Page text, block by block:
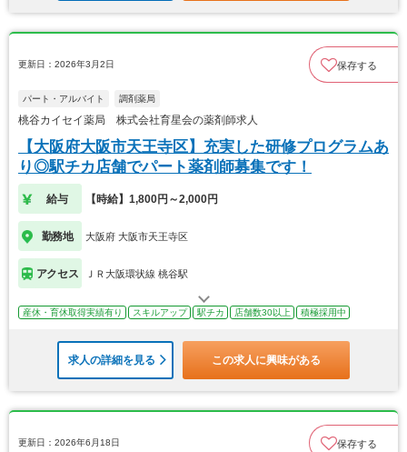
更新日：2026年3月2日 保存する
パート・アルバイト 調剤薬局
桃谷カイセイ薬局 株式会社育星会の薬剤師求人
【大阪府大阪市天王寺区】充実した研修プログラムあ
り◎駅チカ店舗でパート薬剤師募集です！
給与 【時給】1,800円～2,000円
勤務地 大阪府 大阪市天王寺区
アクセス ＪＲ大阪環状線 桃谷駅
産休・育休取得実績有り スキルアップ 駅チカ 店舗数30以上 積極採用中
求人の詳細を見る この求人に興味がある
更新日：2026年6月18日 保存する